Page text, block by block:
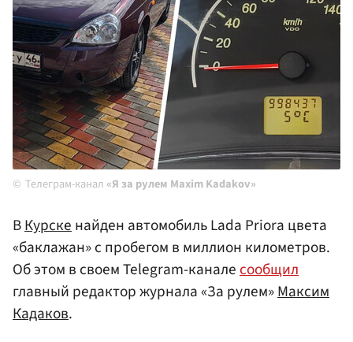
Телеграм-канал «Я за рулем Maxim Kadakov»
ВКурскенайден автомобиль Lada Priora цвета
«баклажан» с пробегом в миллион километров.
Об этом в своем Telegram-каналесообщил
главный редактор журнала «За рулем»Максим
Кадаков.